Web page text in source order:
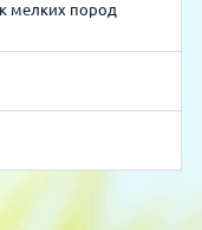
мелких пород